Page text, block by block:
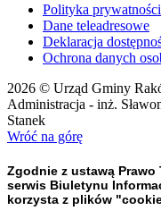
Polityka prywatności
Dane teleadresowe
Deklaracja
Ochrona danych
2026 © Urząd Gminy
Administracja - inż.
Stanek
Wróć na górę
Zgodnie z ustawą
serwis Biuletynu
korzysta z plików